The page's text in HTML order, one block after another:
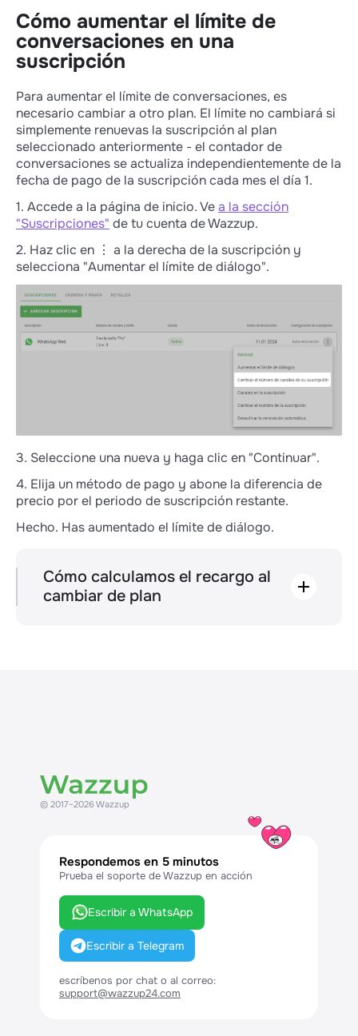
aumentamos el periodo de suscripción en el
mismo número de días. Por ejemplo, ha
pagado un abono para 2 canales. Quedan 676
días para que finalice el abono. Usted ha
decidido eliminar 1 canal de su abono. En este
caso, su abono se renovará por 676 días.
Cómo aumentar el límite de
conversaciones en una
suscripción
Para aumentar el límite de conversaciones, es
necesario cambiar a otro plan. El límite no cambiará si
simplemente renuevas la suscripción al plan
seleccionado anteriormente - el contador de
conversaciones se actualiza independientemente de la
fecha de pago de la suscripción cada mes el día 1.
1. Accede a la página de inicio. Vea la sección
"Suscripciones" de tu cuenta de Wazzup.
2. Haz clic en ⋮ a la derecha de la suscripción y
selecciona "Aumentar el límite de diálogo".
3. Seleccione una nueva y haga clic en "Continuar".
4. Elija un método de pago y abone la diferencia de
precio por el periodo de suscripción restante.
Hecho. Has aumentado el límite de diálogo.
Cómo calculamos el recargo al
cambiar de plan
© 2017–2026 Wazzup
Respondemos en 5 minutos
Prueba el soporte de Wazzup en acción
Escribir a WhatsApp
Escribir a Telegram
escríbenos por chat o al correo:
support@wazzup24.com